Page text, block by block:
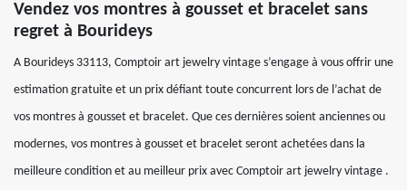
Vendez vos montres à gousset et bracelet sans
regret à Bourideys
A Bourideys 33113, Comptoir art jewelry vintage s’engage à vous offrir une
estimation gratuite et un prix défiant toute concurrent lors de l’achat de
vos montres à gousset et bracelet. Que ces dernières soient anciennes ou
modernes, vos montres à gousset et bracelet seront achetées dans la
meilleure condition et au meilleur prix avec Comptoir art jewelry vintage .